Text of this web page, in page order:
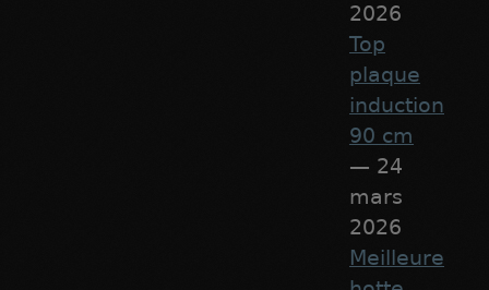
2026
Top
plaque
induction
90 cm
— 24
mars
2026
Meilleure